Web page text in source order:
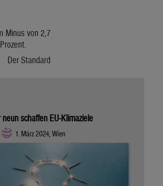
Minus von 2,7
Der Standard
neun schaffen EU-Klimaziele
1. März 2024, Wien